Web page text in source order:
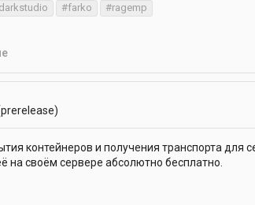
#farko #ragemp
контейнеров и получения транспорта для
на своём сервере абсолютно бесплатно.